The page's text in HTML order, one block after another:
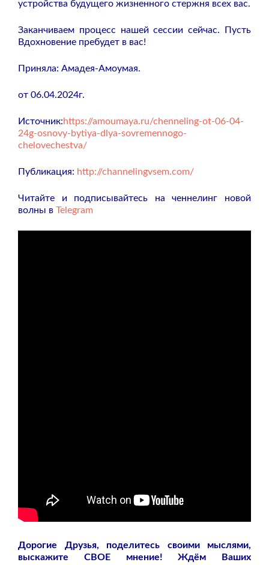
устройства будущего жизненного стержня всех вас.
Заканчиваем процесс нашей сессии сейчас. Пусть
Вдохновение пребудет в вас!
Приняла: Амадея-Амоумая.
от 06.04.2024г.
Источник:https://amoumaya.ru/chenneling-ot-06-04-
24g-osnovy-bytiya-dlya-sovremennogo-
chelovechestva/
Публикация: http://channelingvsem.com/
Читайте и подписывайтесь на ченнелинг новой
волны в Telegram
Дорогие Друзья, поделитесь своими мыслями,
выскажите СВОЕ мнение! Ждём Ваших